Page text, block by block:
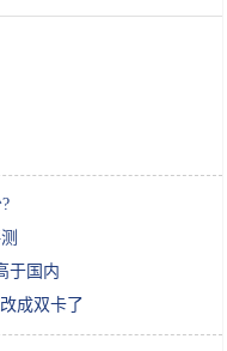
于国内
成双卡了